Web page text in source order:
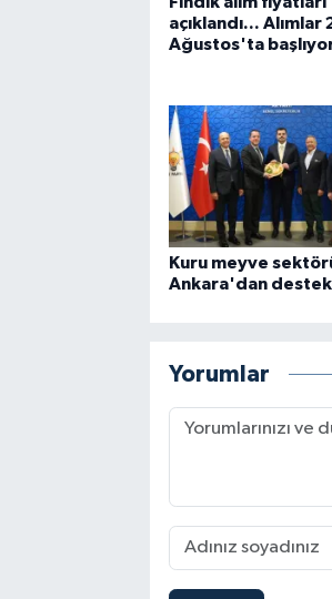
açıklandı... Alımlar
Ağustos'ta
Kuru meyve
Ankara'dan
Yorumlar